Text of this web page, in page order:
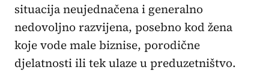
situacija neujednačena i generalno
nedovoljno razvijena, posebno kod žena
koje vode male biznise, porodične
djelatnosti ili tek ulaze u preduzetništvo.